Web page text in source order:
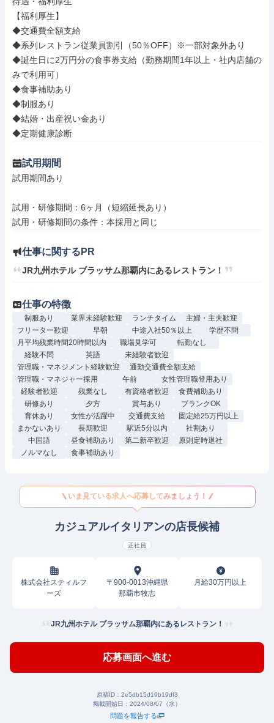
【福利厚生】
◆交通費全額支給
◆系列レストラン従業員割引（50％OFF）※一部対象外あり
◆誕生日に2万円分の食事券支給（勤務期間1年以上・社内店舗の
みで利用可）
◆食事補助あり
◆制服あり
◆結婚・出産祝い金あり
◆定期健康診断
試用期間
試用期間あり
試用・研修期間：6ヶ月（短縮延長あり）
仕事に関するPR
JR九州ホテル ブラッサム那覇内にあるレストラン！
仕事の特徴
制服あり 業界未経験歓迎 ランチタイム
主婦・主夫歓迎
フリーター歓迎
早朝 中途入社50％以上
学歴不問
月平均残業時間20時間以内
職場見学可
転勤なし
経験不問
英語
未経験者歓迎
管理職・マネジメント経験歓迎
通勤交通費全額支給
管理職・マネジャー採用
午前
女性管理職登用あり
経験者歓迎
残業なし 有資格者歓迎
食費補助あり
研修あり
夕方 賞与あり
ブランクOK
育休あり
女性が活躍中 交通費支給
固定給25万円以上
まかないあり
長期歓迎 駅近5分以内
社割あり
中国語
昼食補助あり 第二新卒歓迎
原則定時退社
ノルマなし
食事補助あり
いま見ている求人へ応募してみましょう！
カジュアルイタリアンの店長候補
正社員
株式会社スティルフ
ーズ
〒900-0013沖縄県
那覇市牧志
月給30万円以上
JR九州ホテル ブラッサム那覇内にあるレストラン！
応募画面へ進む
原稿ID： 2e5db15d19b19df3
掲載開始日： 2024/08/07（水）
問題を報告する